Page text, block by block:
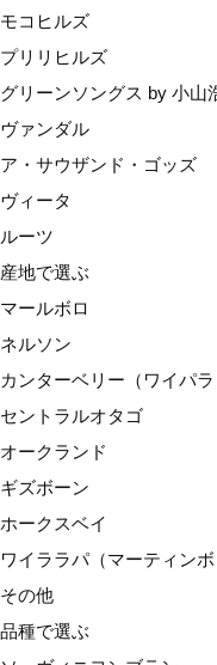
モコヒルズ
プリリヒルズ
グリーンソングス by 小山
ヴァンダル
ア・サウザンド・ゴッズ
ヴィータ
ルーツ
産地で選ぶ
マールボロ
ネルソン
カンターベリー（ワイパラ
セントラルオタゴ
オークランド
ギズボーン
ホークスベイ
ワイララパ（マーティン
その他
品種で選ぶ